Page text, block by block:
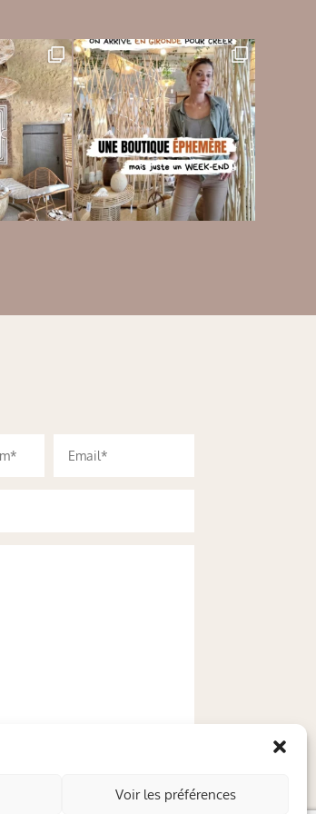
Voir les préférences